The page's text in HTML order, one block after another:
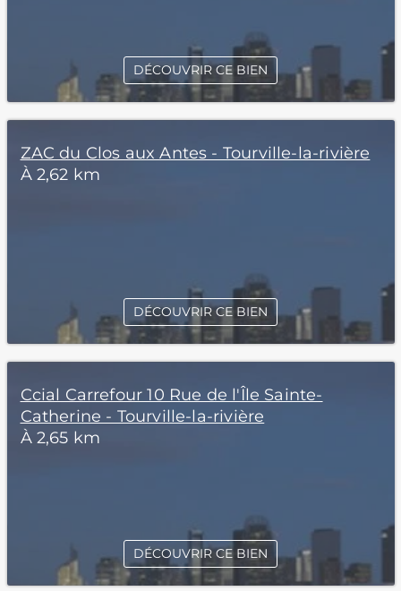
DÉCOUVRIR CE BIEN
ZAC du Clos aux Antes - Tourville-la-rivière
À 2,62 km
DÉCOUVRIR CE BIEN
Ccial Carrefour 10 Rue de l'Île Sainte-
Catherine - Tourville-la-rivière
À 2,65 km
DÉCOUVRIR CE BIEN